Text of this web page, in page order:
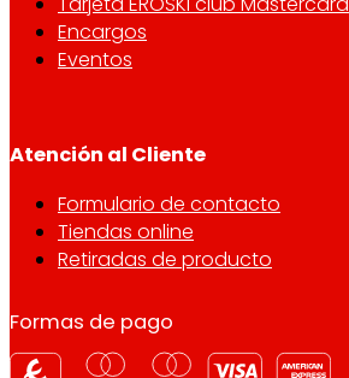
Encargos
Eventos
Atención al Cliente
Formulario de contacto
Tiendas online
Retiradas de producto
Formas de pago